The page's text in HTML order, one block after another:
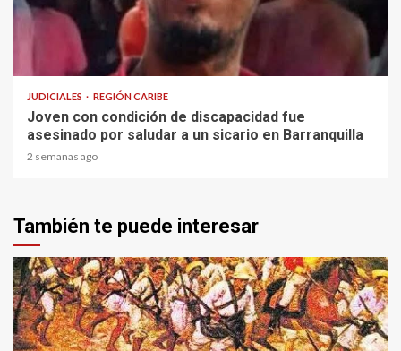
JUDICIALES REGIÓN CARIBE
Joven con condición de discapacidad fue
asesinado por saludar a un sicario en Barranquilla
2 semanas ago
También te puede interesar